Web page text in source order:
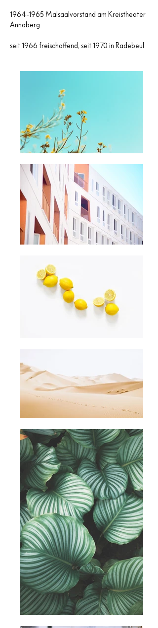
1964-1965 Malsaalvorstand am Kreistheater
Annaberg
seit 1966 freischaffend, seit 1970 in Radebeul